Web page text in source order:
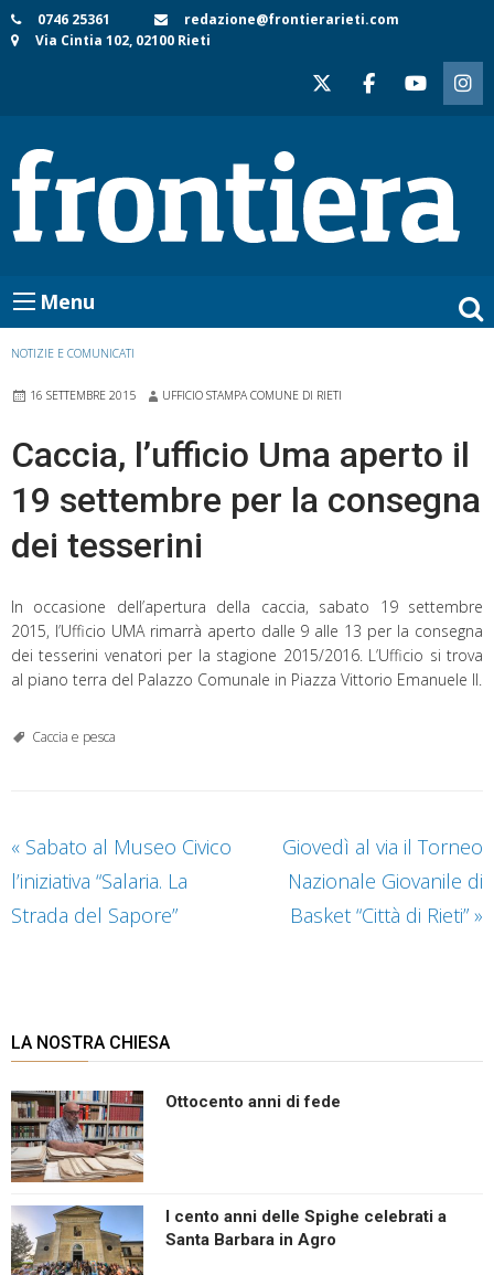
Skip
to
0746 25361
redazione@frontierarieti.com
Via Cintia 102, 02100 Rieti
Menu
NOTIZIE E COMUNICATI
16 SETTEMBRE 2015 UFFICIO STAMPA COMUNE DI RIETI
Caccia, l’ufficio Uma aperto il
19 settembre per la consegna
dei tesserini
In occasione dell’apertura della caccia, sabato 19 settembre
2015, l’Ufficio UMA rimarrà aperto dalle 9 alle 13 per la consegna
dei tesserini venatori per la stagione 2015/2016. L’Ufficio si trova
al piano terra del Palazzo Comunale in Piazza Vittorio Emanuele II.
Caccia e pesca
« Sabato al Museo Civico
l’iniziativa “Salaria. La
Strada del Sapore”
Giovedì al via il Torneo
Nazionale Giovanile di
Basket “Città di Rieti” »
LA NOSTRA CHIESA
Ottocento anni di fede
I cento anni delle Spighe celebrati a
Santa Barbara in Agro